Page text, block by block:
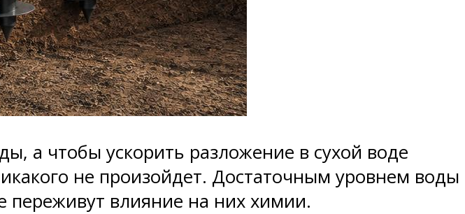
а чтобы ускорить разложение в сухой воде
не произойдет. Достаточным уровнем воды
переживут влияние на них химии.